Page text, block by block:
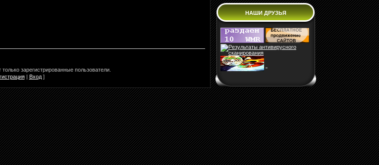
зарегистрированные пользователи.
| Вход]
НАШИ ДРУЗЬЯ
"